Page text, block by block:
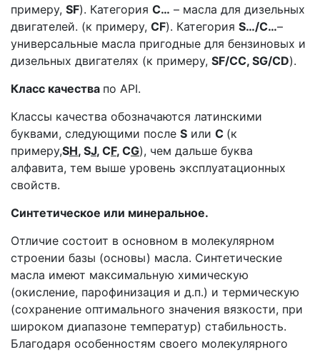
примеру, SF). Категория С… – масла для дизельных
двигателей. (к примеру, СF). Категория S…/C…–
универсальные масла пригодные для бензиновых и
дизельных двигателях (к примеру, SF/CC, SG/CD).
Класс качества по API.
Классы качества обозначаются латинскими
буквами, следующими после S или C (к
примеру,SH, SJ, CF, CG), чем дальше буква
алфавита, тем выше уровень эксплуатационных
свойств.
Синтетическое или минеральное.
Отличие состоит в основном в молекулярном
строении базы (основы) масла. Синтетические
масла имеют максимальную химическую
(окисление, парофинизация и д.п.) и термическую
(сохранение оптимального значения вязкости, при
широком диапазоне температур) стабильность.
Благодаря особенностям своего молекулярного